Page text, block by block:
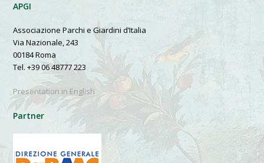
APGI
Associazione Parchi e Giardini d’Italia
Via Nazionale, 243
00184 Roma
Tel. +39 06 48777 223
Presentation in English
Partner